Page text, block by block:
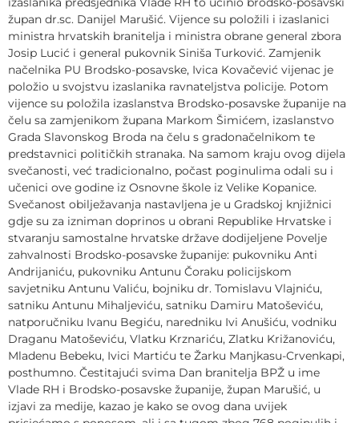
župan dr.sc. Danijel Marušić. Vijence su položili i izaslanici
ministra hrvatskih branitelja i ministra obrane general zbora
Josip Lucić i general pukovnik Siniša Turković. Zamjenik
načelnika PU Brodsko-posavske, Ivica Kovačević vijenac je
položio u svojstvu izaslanika ravnateljstva policije. Potom
vijence su položila izaslanstva Brodsko-posavske županije na
čelu sa zamjenikom župana Markom Šimićem, izaslanstvo
Grada Slavonskog Broda na čelu s gradonačelnikom te
predstavnici političkih stranaka. Na samom kraju ovog dijela
svečanosti, već tradicionalno, počast poginulima odali su i
učenici ove godine iz Osnovne škole iz Velike Kopanice.
Svečanost obilježavanja nastavljena je u Gradskoj knjižnici
gdje su za izniman doprinos u obrani Republike Hrvatske i
stvaranju samostalne hrvatske države dodijeljene Povelje
zahvalnosti Brodsko-posavske županije: pukovniku Anti
Andrijaniću, pukovniku Antunu Čoraku policijskom
savjetniku Antunu Valiću, bojniku dr. Tomislavu Vlajniću,
satniku Antunu Mihaljeviću, satniku Damiru Matoševiću,
natporučniku Ivanu Begiću, naredniku Ivi Anušiću, vodniku
Draganu Matoševiću, Vlatku Krznariću, Zlatku Križanoviću,
Mladenu Bebeku, Ivici Martiću te Žarku Manjkasu-Crvenkapi,
posthumno. Čestitajući svima Dan branitelja BPŽ u ime
Vlade RH i Brodsko-posavske županije, župan Marušić, u
izjavi za medije, kazao je kako se ovog dana uvijek